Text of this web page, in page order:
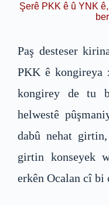
Şerê PKK ê û YNK
Paş desteser
PKK ê kongireya
kongirey de tu
helwestê
dabû nehat
girtin konseyek
erkên Ocalan cî bi